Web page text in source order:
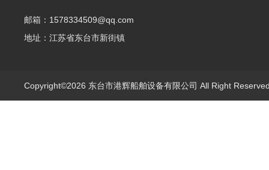
邮箱：1578334509@qq.com
地址：江苏省东台市新街镇
Copyright©2026 东台市港辉船舶设备有限公司 All Right